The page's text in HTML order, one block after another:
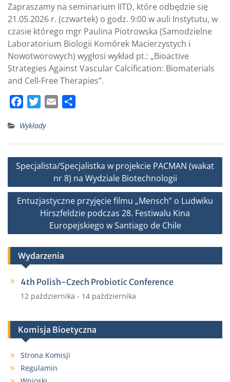
Zapraszamy na seminarium IITD, które odbędzie się
21.05.2026 r. (czwartek) o godz. 9:00 w auli Instytutu, w
czasie którego mgr Paulina Piotrowska (Samodzielne
Laboratorium Biologii Komórek Macierzystych i
Nowotworowych) wygłosi wykład pt.: „Bioactive
Strategies Against Vascular Calcification: Biomaterials
and Cell-Free Therapies”.
c
e
b
o
k
i
t
t
e
i
l
r
e
Wykłady
Nawigacja
wpisu
Specjalista/Specjalistka w projekcie PACMAN (wakat
nr 8) na Wydziale Biotechnologii
Entuzjastyczne przyjęcie filmu „Mensch” o Ludwiku
Hirszfeldzie podczas 28. Festiwalu Kina
Europejskiego w Santiago de Chile
Wydarzenia
4th Polish-Czech Probiotic Conference
12 października - 14 października
Komisja Bioetyczna
Strona Komisji
Regulamin